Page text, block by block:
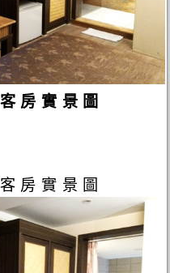
房實景圖
房實景圖